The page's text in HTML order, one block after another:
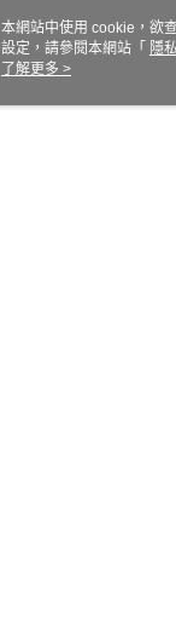
本網站中使用 cookie，欲
設定，請參閱本網站「 隱
使用 cookie。
了解更多 >